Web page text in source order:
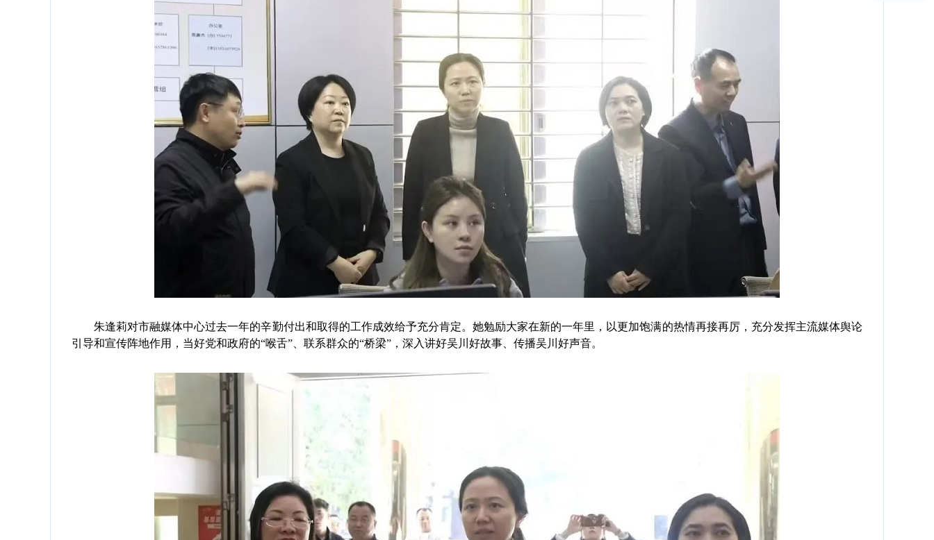
朱逢莉对市融媒体中心过去一年的辛勤付出和取得的工作成效给予充分肯定。她勉励大家在新的一年里，以更加饱满的热情再接再厉，充分发挥主流媒体舆论
引导和宣传阵地作用，当好党和政府的“喉舌”、联系群众的“桥梁”，深入讲好吴川好故事、传播吴川好声音。